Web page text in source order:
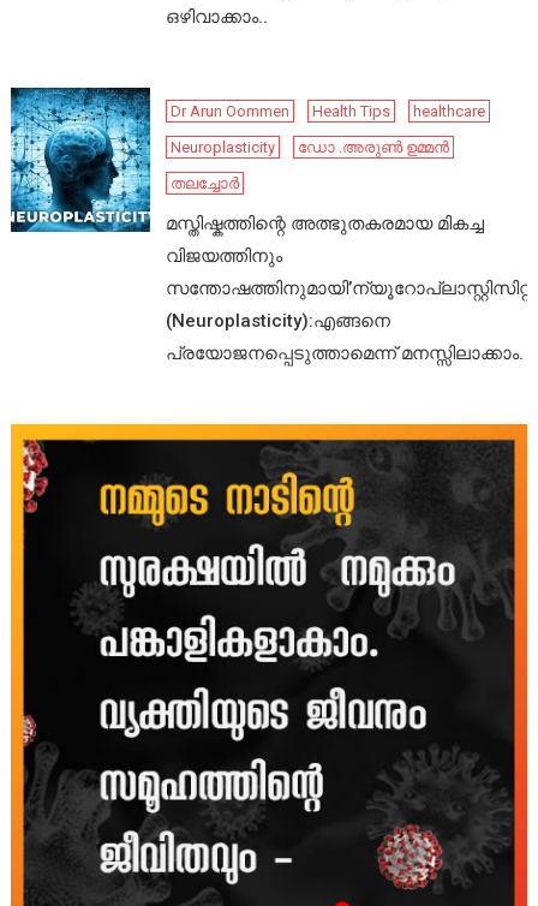
ഒഴിവാക്കാം..
Dr Arun Oommen Health Tips
healthcare
Neuroplasticity
ഡോ .അരുൺ ഉമ്മൻ
തലച്ചോർ
മസ്തിഷ്കത്തിന്റെ അത്ഭുതകരമായ മികച്ച
വിജയത്തിനും
സന്തോഷത്തിനുമായി’ന്യൂറോപ്ലാസ്റ്റിസിറ്റി’
(Neuroplasticity):എങ്ങനെ
പ്രയോജനപ്പെടുത്താമെന്ന് മനസ്സിലാക്കാം.